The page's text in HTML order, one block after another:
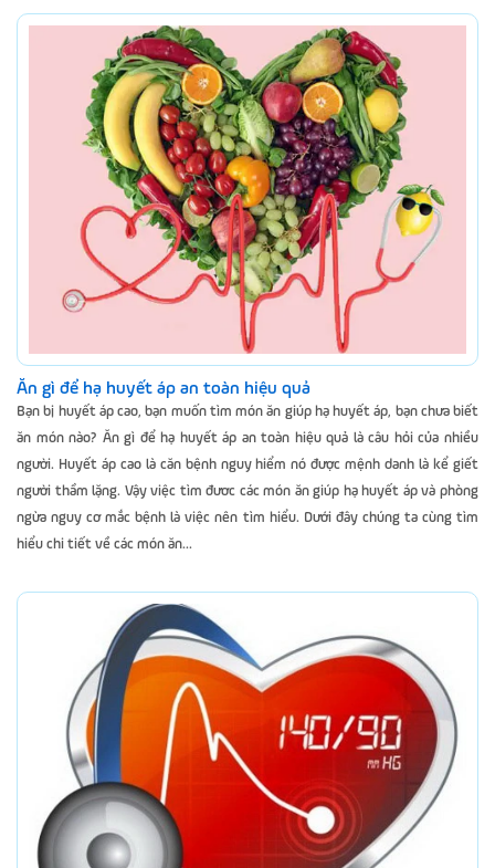
Ăn gì để hạ huyết áp an toàn hiệu quả
Bạn bị huyết áp cao, bạn muốn tìm món ăn giúp hạ huyết áp, bạn chưa biết
ăn món nào? Ăn gì để hạ huyết áp an toàn hiệu quả là câu hỏi của nhiều
người. Huyết áp cao là căn bệnh nguy hiểm nó được mệnh danh là kể giết
người thầm lặng. Vậy việc tìm đươc các món ăn giúp hạ huyết áp và phòng
ngừa nguy cơ mắc bệnh là việc nên tìm hiểu. Dưới đây chúng ta cùng tìm
hiểu chi tiết về các món ăn...